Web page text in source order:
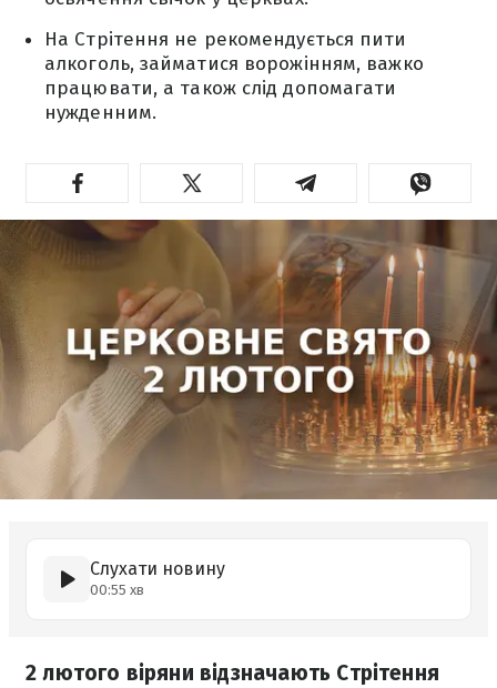
На Стрітення не рекомендується пити
алкоголь, займатися ворожінням, важко
працювати, а також слід допомагати
нужденним.
Слухати новину
00:55 хв
2 лютого віряни відзначають Стрітення